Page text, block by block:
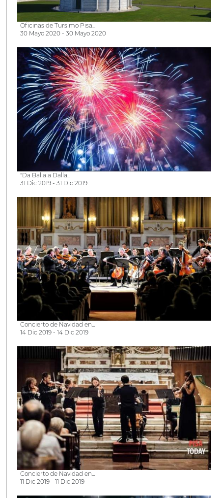
Oficinas de Tursimo Pisa...
30 Mayo 2020 - 30 Mayo 2020
"Da Balla a Dalla...
31 Dic 2019 - 31 Dic 2019
Concierto de Navidad en...
14 Dic 2019 - 14 Dic 2019
Concierto de Navidad en...
11 Dic 2019 - 11 Dic 2019